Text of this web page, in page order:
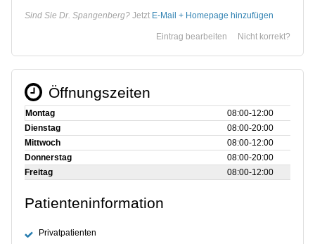
Sind Sie Dr. Spangenberg? Jetzt E-Mail + Homepage hinzufügen
Nicht korrekt?
Eintrag bearbeiten
Öffnungszeiten
Montag
08:00‑12:00
Dienstag
08:00‑20:00
Mittwoch
08:00‑12:00
Donnerstag
08:00‑20:00
Freitag
08:00‑12:00
Patienteninformation
Privatpatienten